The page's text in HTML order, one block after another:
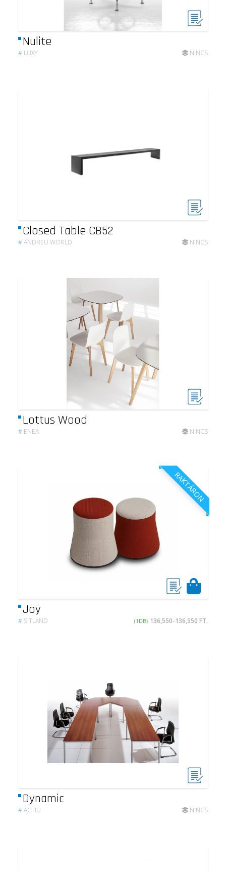
Nulite
# LUXY NINCS
Closed Table CB52
#ANDREU WORLD NINCS
Lottus Wood
# ENEA NINCS
RAKTÁRON
Joy
# SITLAND (1DB) 136,550-136,550 FT.
Dynamic
#ACTIU NINCS